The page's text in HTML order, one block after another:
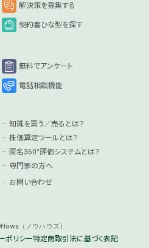
解決策を募集する
契約書ひな型を探す
無料でアンケート
電話相談機能
知識を買う／売るとは？
株価算定ツールとは？
匿名360°評価システムとは？
専門家の方へ
お問い合わせ
（ノウハウズ）
ポリシー特定商取引法に基づく表記